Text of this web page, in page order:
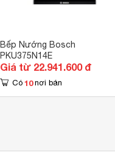
Bếp Nướng Bosch
PKU375N14E
Giá từ 22.941.600 đ
Có 10 nơi bán